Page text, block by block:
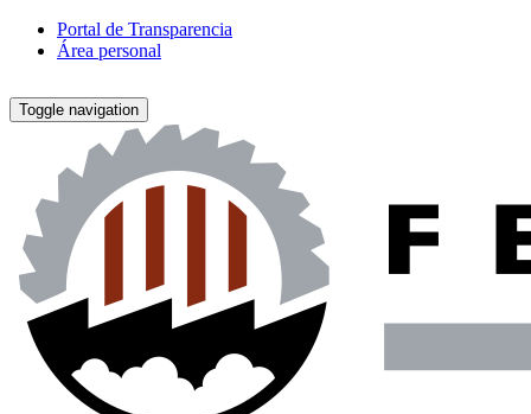
Portal de Transparencia
Área personal
Toggle navigation